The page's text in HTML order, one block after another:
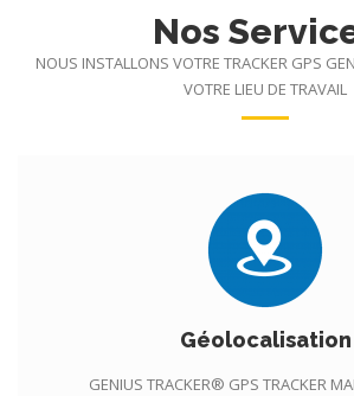
Nos
NOUS INSTALLONS VOTRE TRACKER GPS
VOTRE LIEU DE TRAVAIL
Géolocalisation
GENIUS TRACKER® GPS TRACKER